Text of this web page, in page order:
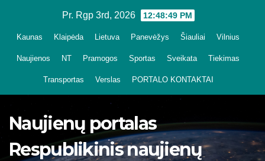
Pr. Rgp 3rd, 2026 12:48:49 PM
Kaunas Klaipėda Lietuva Panevėžys Šiauliai Vilnius
Naujienos NT Pramogos Sportas Sveikata Tiekimas
Transportas Verslas PORTALO KONTAKTAI
Naujienų portalas
Respublikinis naujienų